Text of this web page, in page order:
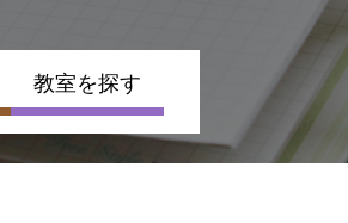
教室を探す